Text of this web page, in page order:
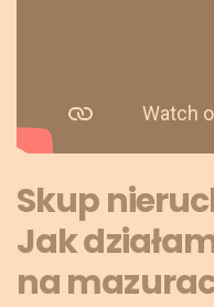
Skup
Jak
na